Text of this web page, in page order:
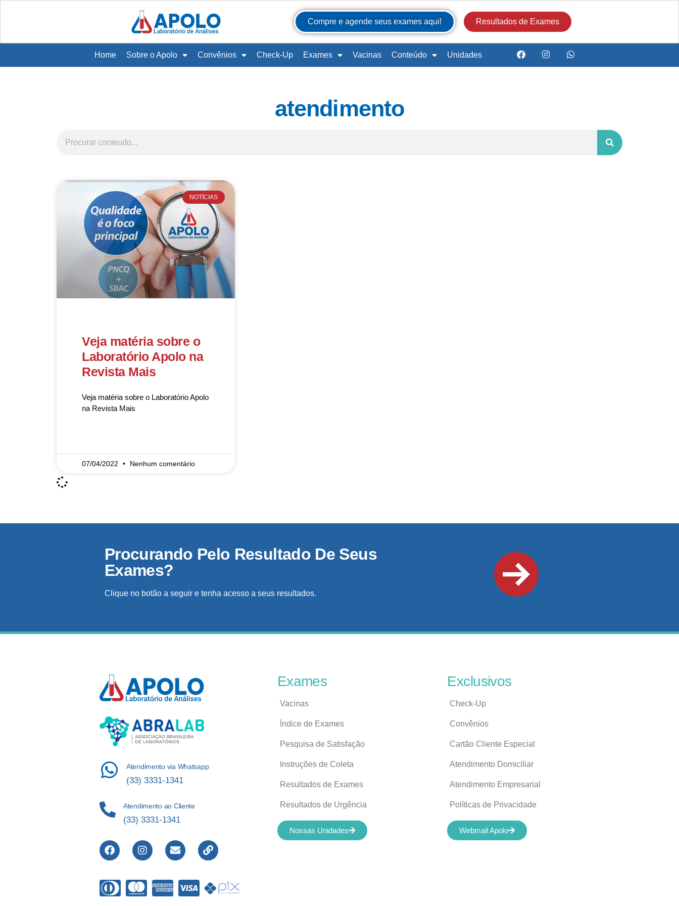
Compre e agende seus exames aqui! Resultados de Exames
Home Sobre o Apolo Convênios Check-Up Exames Vacinas Conteúdo Unidades
atendimento
NOTÍCIAS
Veja matéria sobre o
Laboratório Apolo na
Revista Mais
Veja matéria sobre o Laboratório Apolo
na Revista Mais
07/04/2022 Nenhum comentário
Procurando Pelo Resultado De Seus
Exames?
Clique no botão a seguir e tenha acesso a seus resultados.
Atendimento via Whatsapp
(33) 3331-1341
Atendimento ao Cliente
(33) 3331-1341
Exames
Vacinas
Índice de Exames
Pesquisa de Satisfação
Instruções de Coleta
Resultados de Exames
Resultados de Urgência
Nossas Unidades
Exclusivos
Check-Up
Convênios
Cartão Cliente Especial
Atendimento Domiciliar
Atendimento Empresarial
Políticas de Privacidade
Webmail Apolo